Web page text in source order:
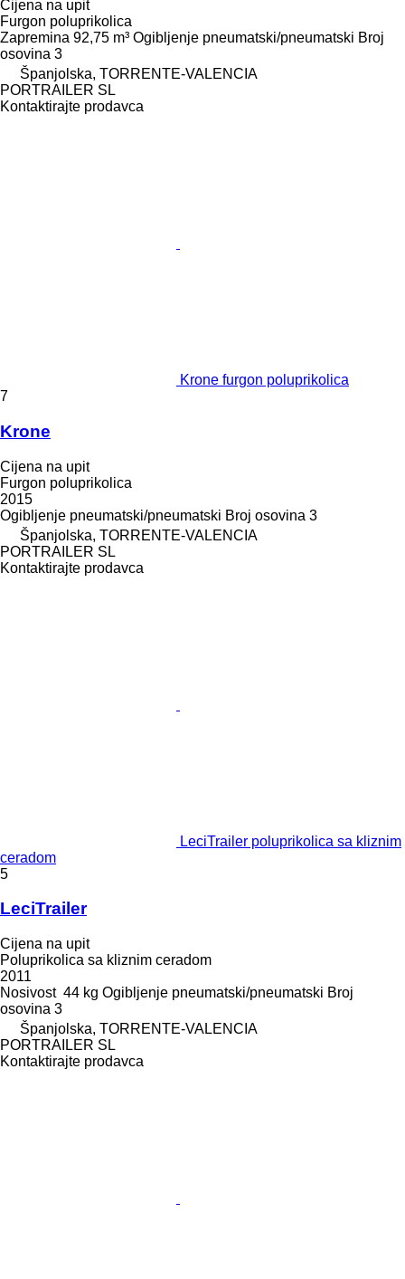
Cijena na upit
Furgon poluprikolica
Zapremina 92,75 m³ Ogibljenje pneumatski/pneumatski Broj
osovina 3
Španjolska, TORRENTE-VALENCIA
PORTRAILER SL
Kontaktirajte prodavca
Krone furgon poluprikolica
7
Krone
Cijena na upit
Furgon poluprikolica
2015
Ogibljenje pneumatski/pneumatski Broj osovina 3
Španjolska, TORRENTE-VALENCIA
PORTRAILER SL
Kontaktirajte prodavca
LeciTrailer poluprikolica sa kliznim
ceradom
5
LeciTrailer
Cijena na upit
Poluprikolica sa kliznim ceradom
2011
Nosivost 44 kg Ogibljenje pneumatski/pneumatski Broj
osovina 3
Španjolska, TORRENTE-VALENCIA
PORTRAILER SL
Kontaktirajte prodavca